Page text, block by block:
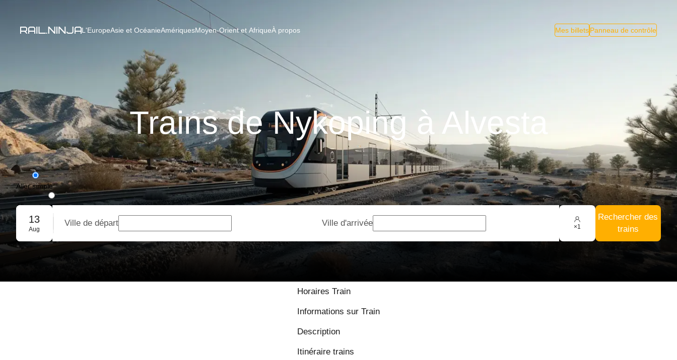
L'EuropeAsie et OcéanieAmériquesMoyen-Orient et AfriqueÀ propos Mes billetsPanneau de contrôle
Trains de Nykoping à Alvesta
Aller simple
Aller-retour
Réservation de groupe
13
Aug
Ville de départ Ville d'arrivée ×1
Rechercher des
trains
Horaires Train
Informations sur Train
Description
Itinéraire trains